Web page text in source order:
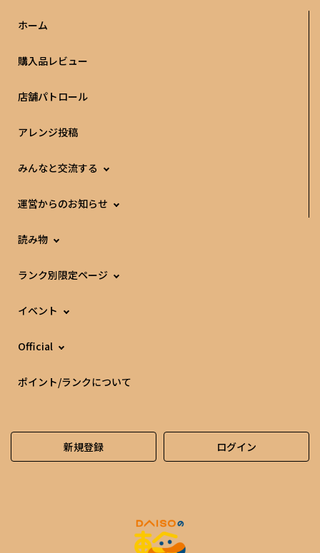
ホーム
購入品レビュー
店舗パトロール
アレンジ投稿
みんなと交流する
運営からのお知らせ
読み物
ランク別限定ページ
イベント
Official
ポイント/ランクについて
新規登録 ログイン